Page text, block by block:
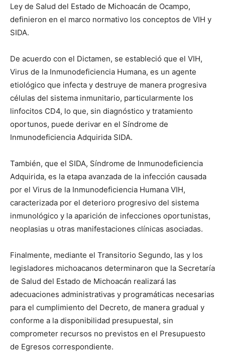
Ley de Salud del Estado de Michoacán de Ocampo,
definieron en el marco normativo los conceptos de VIH y
SIDA.
De acuerdo con el Dictamen, se estableció que el VIH,
Virus de la Inmunodeficiencia Humana, es un agente
etiológico que infecta y destruye de manera progresiva
células del sistema inmunitario, particularmente los
linfocitos CD4, lo que, sin diagnóstico y tratamiento
oportunos, puede derivar en el Síndrome de
Inmunodeficiencia Adquirida SIDA.
También, que el SIDA, Síndrome de Inmunodeficiencia
Adquirida, es la etapa avanzada de la infección causada
por el Virus de la Inmunodeficiencia Humana VIH,
caracterizada por el deterioro progresivo del sistema
inmunológico y la aparición de infecciones oportunistas,
neoplasias u otras manifestaciones clínicas asociadas.
Finalmente, mediante el Transitorio Segundo, las y los
legisladores michoacanos determinaron que la Secretaría
de Salud del Estado de Michoacán realizará las
adecuaciones administrativas y programáticas necesarias
para el cumplimiento del Decreto, de manera gradual y
conforme a la disponibilidad presupuestal, sin
comprometer recursos no previstos en el Presupuesto
de Egresos correspondiente.